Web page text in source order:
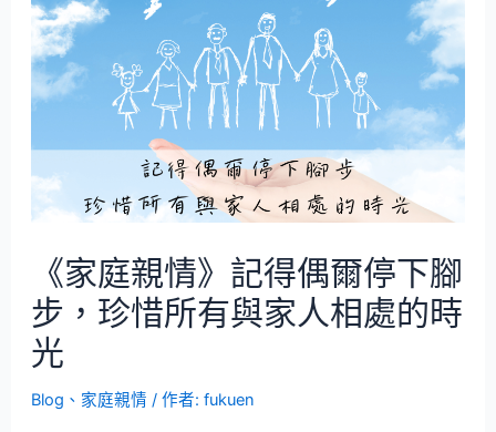
《家庭親情》記得偶爾停下腳
步，珍惜所有與家人相處的時
光
Blog 、 家庭親情 / 作者:fukuen